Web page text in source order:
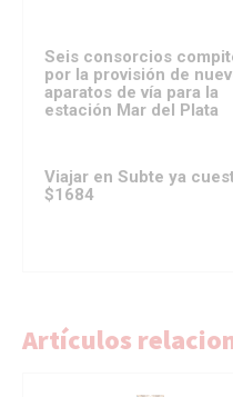
Seis consorcios
por la provisión de
aparatos de vía para la
estación Mar del Plata
Viajar en Subte ya
$1684
Artículos